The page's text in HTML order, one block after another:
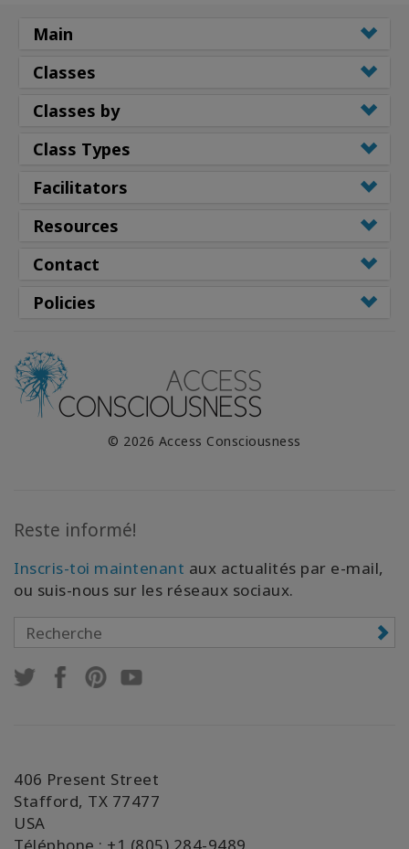
Main
Classes
Classes by
Class Types
Facilitators
Resources
Contact
Policies
© 2026 Access Consciousness
Reste informé!
Inscris-toi maintenant aux actualités par e-mail,
ou suis-nous sur les réseaux sociaux.
406 Present Street
Stafford, TX 77477
USA